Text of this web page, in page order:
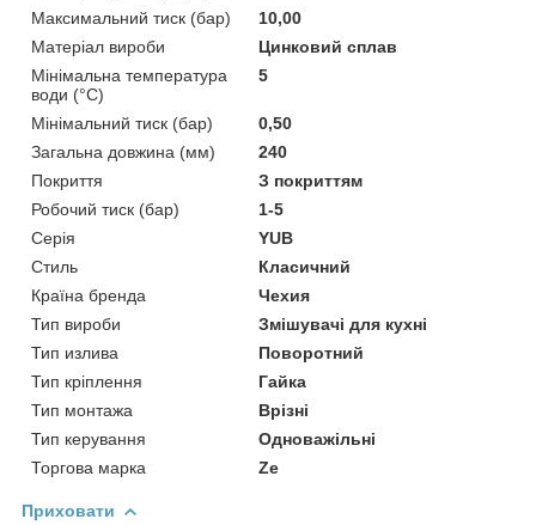
Максимальний тиск (бар)
10,00
Матеріал вироби
Цинковий сплав
Мінімальна температура
води (°C)
5
Мінімальний тиск (бар)
0,50
Загальна довжина (мм)
240
Покриття
З покриттям
Робочий тиск (бар)
1-5
Серія
YUB
Стиль
Класичний
Країна бренда
Чехия
Тип вироби
Змішувачі для кухні
Тип излива
Поворотний
Тип кріплення
Гайка
Тип монтажа
Врізні
Тип керування
Одноважільні
Торгова марка
Ze
Приховати